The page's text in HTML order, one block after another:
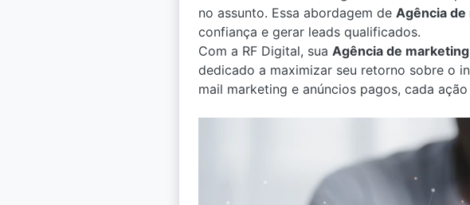
no assunto. Essa abordagem de Agência de
confiança e gerar leads qualificados.
Com a RF Digital, sua Agência de
dedicado a maximizar seu retorno sobre o
mail marketing e anúncios pagos, cada